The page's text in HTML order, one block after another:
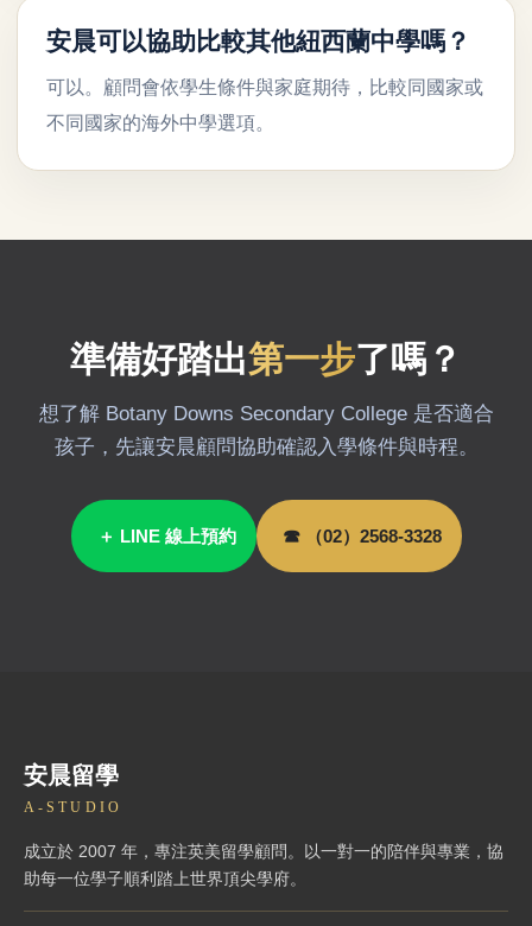
安晨可以協助比較其他紐西蘭中學嗎？
可以。顧問會依學生條件與家庭期待，比較同國家或
不同國家的海外中學選項。
準備好踏出第一步了嗎？
想了解 Botany Downs Secondary College 是否適合
孩子，先讓安晨顧問協助確認入學條件與時程。
＋ LINE 線上預約 ☎ （02）2568-3328
安晨留學
A-STUDIO
成立於 2007 年，專注英美留學顧問。以一對一的陪伴與專業，協
助每一位學子順利踏上世界頂尖學府。